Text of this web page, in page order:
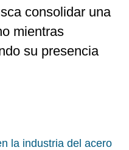
consolidar una
mientras
su presencia
la industria del acero